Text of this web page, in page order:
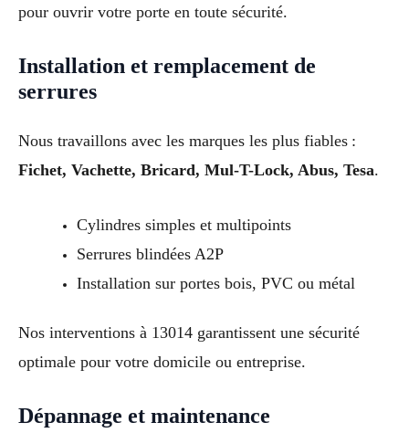
pour ouvrir votre porte en toute sécurité.
Installation et remplacement de
serrures
Nous travaillons avec les marques les plus fiables :
Fichet, Vachette, Bricard, Mul-T-Lock, Abus, Tesa.
Cylindres simples et multipoints
Serrures blindées A2P
Installation sur portes bois, PVC ou métal
Nos interventions à 13014 garantissent une sécurité
optimale pour votre domicile ou entreprise.
Dépannage et maintenance